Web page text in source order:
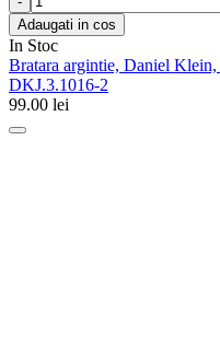
Adaugati in cos
In Stoc
Bratara argintie, Daniel
DKJ.3.1016-2
99.00 lei